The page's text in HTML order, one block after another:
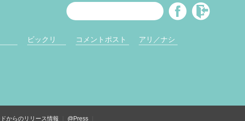
ビックリ コメントポスト アリ／ナシ
からのリリース情報 @Press